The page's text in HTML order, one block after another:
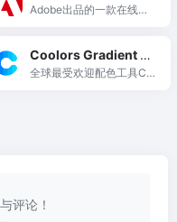
Adobe出品的一款在线配
Coolors Gradient M
aker
全球最受欢迎配色工具Co
评论！